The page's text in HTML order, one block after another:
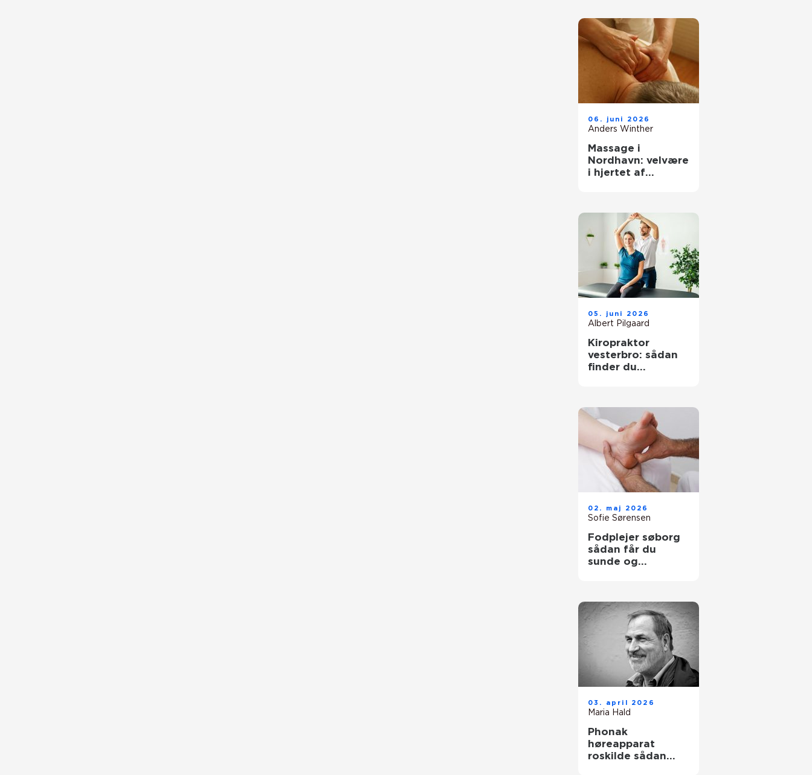
06. juni 2026
Anders Winther
Massage i
Nordhavn: velvære
i hjertet af
05. juni 2026
Albert Pilgaard
Kiropraktor
vesterbro: sådan
finder du
02. maj 2026
Sofie Sørensen
Fodplejer søborg
sådan får du
sunde og
03. april 2026
Maria Hald
Phonak
høreapparat
roskilde sådan